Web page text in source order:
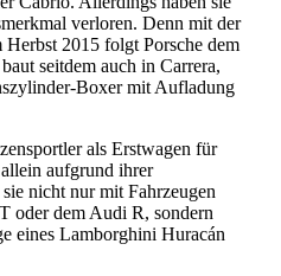
verloren. Denn mit der
2015 folgt Porsche dem
seitdem auch in Carrera,
Boxer mit Aufladung
als Erstwagen für
aufgrund ihrer
nicht nur mit Fahrzeugen
oder dem Audi R, sondern
eines Lamborghini Huracán